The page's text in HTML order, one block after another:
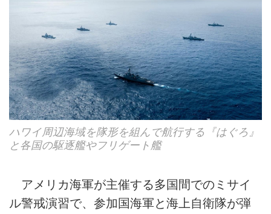
ハワイ周辺海域を隊形を組んで航行する『はぐろ』
と各国の駆逐艦やフリゲート艦
アメリカ海軍が主催する多国間でのミサイ
ル警戒演習で、参加国海軍と海上自衛隊が弾